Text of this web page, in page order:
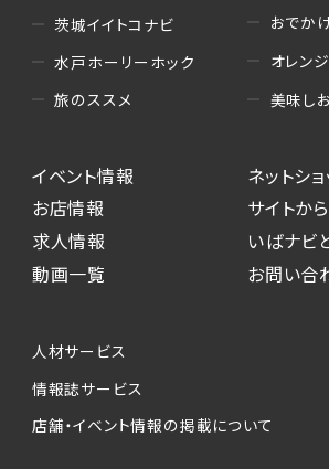
茨城イイトコナビ
水戸ホーリーホック
旅のススメ
おでか
オレン
美味し
イベント情報
お店情報
求人情報
動画一覧
ネットシ
サイトか
いばナビ
お問い合
人材サービス
情報誌サービス
店舗・イベント情報の掲載について